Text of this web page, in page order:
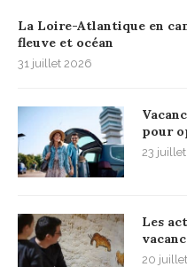
La Loire-Atlantique en
fleuve et océan
31 juillet 2026
pour
23
Les
20